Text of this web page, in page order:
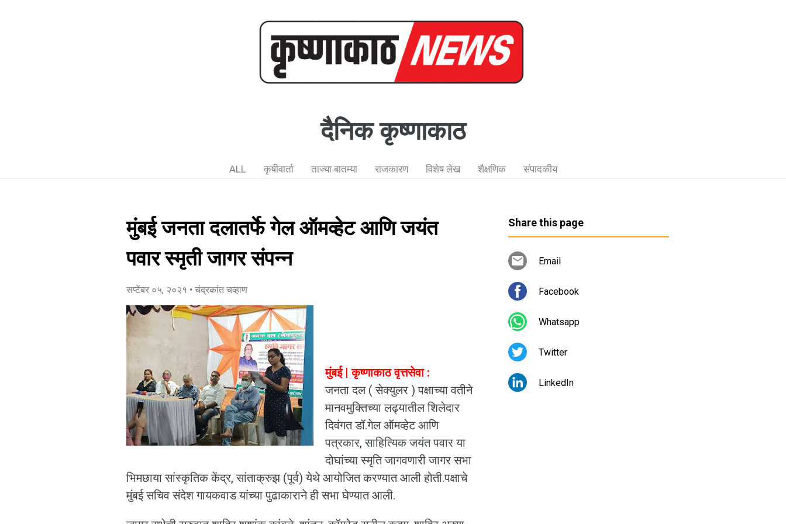
दैनिक कृष्णाकाठ
ALL कृषीवार्ता ताज्या बातम्या राजकारण विशेष लेख शैक्षणिक संपादकीय
मुंबई जनता दलातर्फे गेल ऑमव्हेट आणि जयंत
पवार स्मृती जागर संपन्न
सप्टेंबर ०५, २०२१ • चंद्रकांत चव्हाण
मुंबई | कृष्णाकाठ वृत्तसेवा :
जनता दल ( सेक्युलर ) पक्षाच्या वतीने
मानवमुक्तिच्या लढ्यातील शिलेदार
दिवंगत डॉ.गेल ऑमव्हेट आणि
पत्रकार, साहित्यिक जयंत पवार या
दोघांच्या स्मृति जागवणारी जागर सभा
भिमछाया सांस्कृतिक केंद्र, सांताक्रुझ (पूर्व) येथे आयोजित करण्यात आली होती.पक्षाचे
मुंबई सचिव संदेश गायकवाड यांच्या पुढाकाराने ही सभा घेण्यात आली.
Share this page
Email
Facebook
Whatsapp
Twitter
LinkedIn